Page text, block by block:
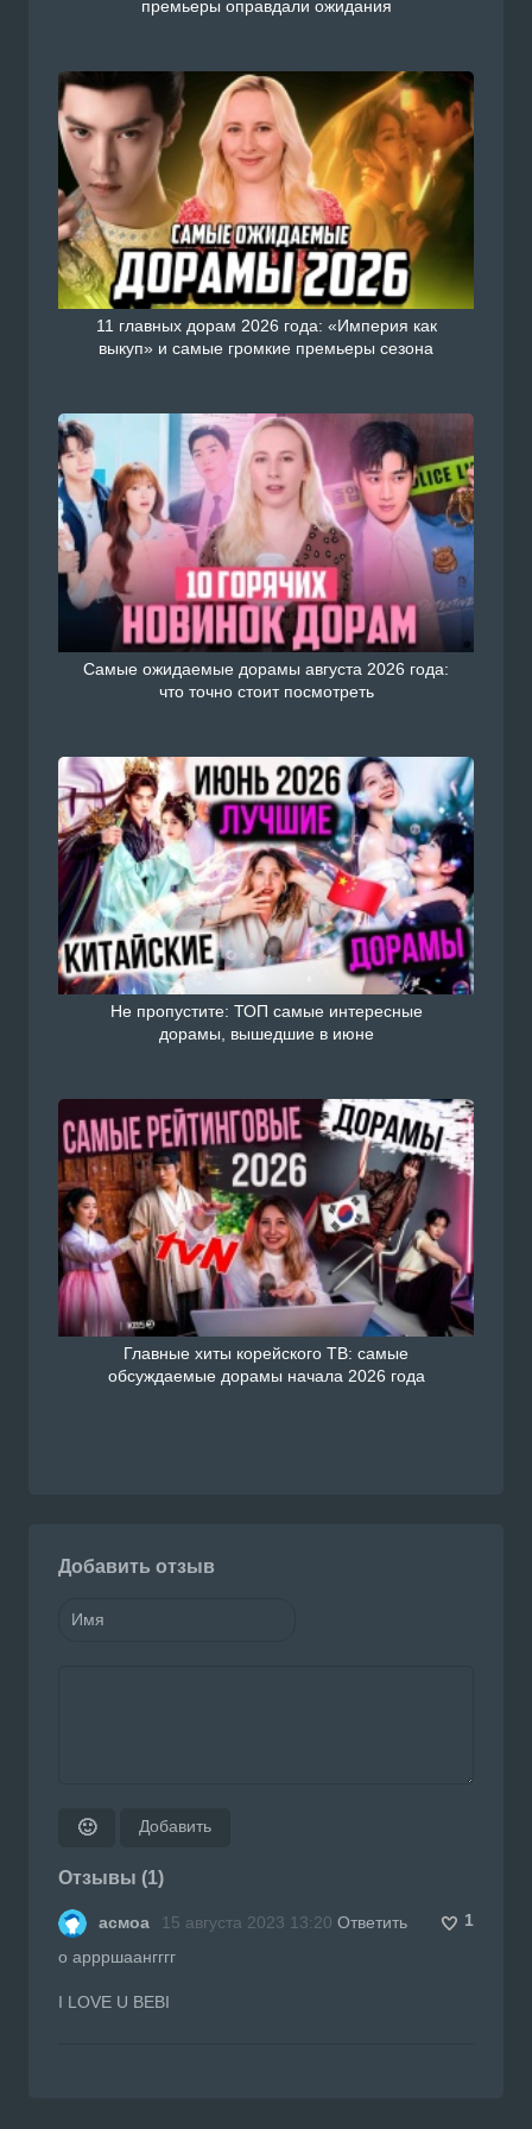
Смотреть Китайский сериал дорама У тебя
есть сегодня / Мой босс с русской озвучкой
н на сайте Doramiru.com
doramiru.com
премьеры оправдали ожидания
11 главных дорам 2026 года: «Империя как
выкуп» и самые громкие премьеры сезона
Самые ожидаемые дорамы августа 2026 года:
что точно стоит посмотреть
Не пропустите: ТОП самые интересные
дорамы, вышедшие в июне
Главные хиты корейского ТВ: самые
обсуждаемые дорамы начала 2026 года
Добавить отзыв
🙂 Добавить
Отзывы (1)
асмоа 15 августа 2023 13:20 Ответить
1
о аррршаангггг
I LOVE U BEBI